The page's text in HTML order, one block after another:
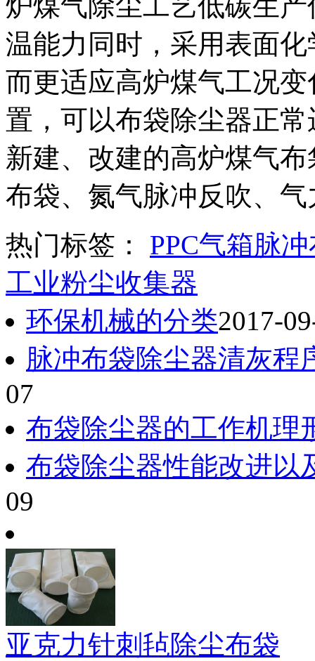
炉煤气除尘工艺低碳生
温能力同时，采用表面
而更适应高炉煤气工况
置，可以布袋除尘器正
新建、改建的高炉煤气
布袋、氮气脉冲反吹、
热门标签： PPC气箱脉
工业粉尘收集器
环保机械的分类2017-
脉冲布袋除尘器清灰程
07
布袋除尘器的工作机理
布袋除尘器性能改进以
09
亚克力针刺毡除尘布袋